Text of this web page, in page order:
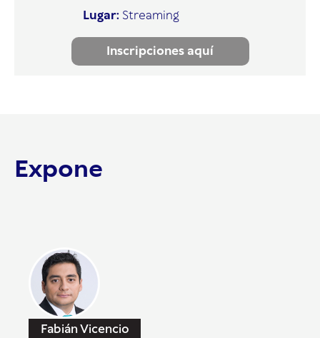
Lugar: Streaming
Inscripciones aquí
Expone
Fabián Vicencio